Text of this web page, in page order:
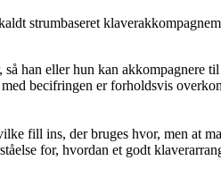
strumbaseret
han eller hun kan akkompagnere
becifringen er forholdsvis
fill ins, der bruges hvor, men at
for, hvordan et godt